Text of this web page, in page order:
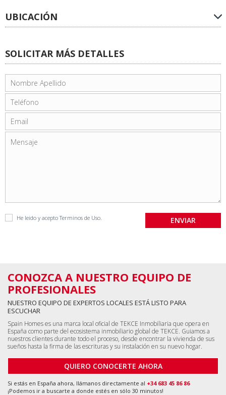
UBICACIÓN
SOLICITAR MÁS DETALLES
He leido y aceptoTerminos de Uso
CONOZCA A NUESTRO EQUIPO DE
PROFESIONALES
NUESTRO EQUIPO DE EXPERTOS LOCALES ESTÁ LISTO PARA
ESCUCHAR
Spain Homes es una marca local oficial de TEKCE Inmobiliaria que opera en
España como parte del ecosistema inmobiliario global de TEKCE. Guiamos a
nuestros clientes durante todo el proceso, desde encontrar la vivienda de sus
sueños hasta la firma de las escrituras y su instalación en su nuevo hogar.
QUIERO CONOCERTE AHORA
Si estás en España ahora, llámanos directamente al +34 683 45 86 86
¡Podemos ir a buscarte a donde estés en sólo 30 minutos!